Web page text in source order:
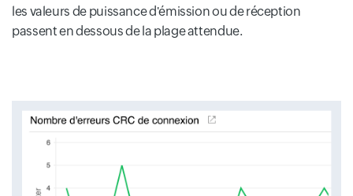
les valeurs de puissance d'émission ou de réception
passent en dessous de la plage attendue.